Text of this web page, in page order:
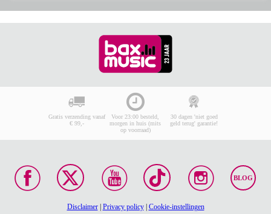
Gratis verzending vanaf
€ 99,-
Voor 23:00 besteld,
morgen in huis (mits
op voorraad)
30 dagen 'niet goed
geld terug' garantie!
BLOG
Disclaimer| Privacy policy| Cookie-instellingen